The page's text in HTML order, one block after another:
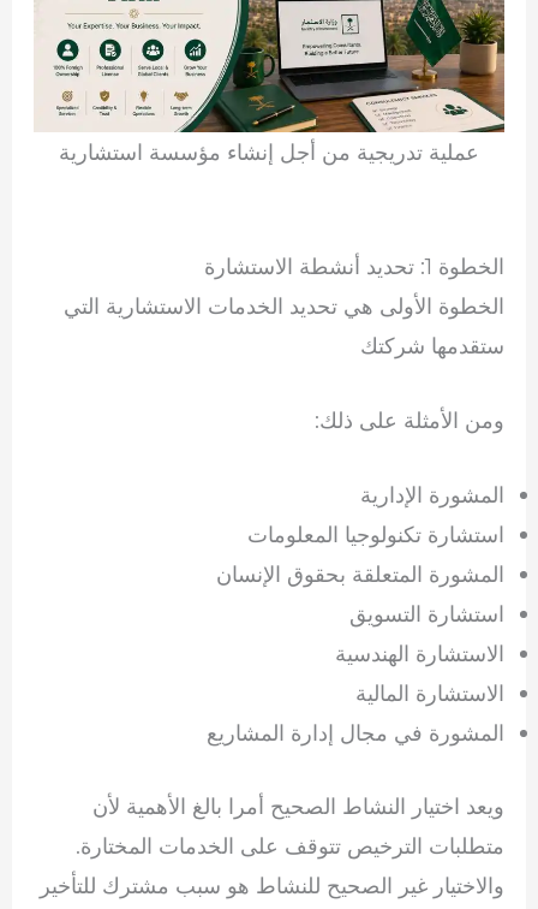
عملية تدريجية من أجل إنشاء مؤسسة استشارية
الخطوة 1: تحديد أنشطة الاستشارة
الخطوة الأولى هي تحديد الخدمات الاستشارية التي
ستقدمها شركتك
ومن الأمثلة على ذلك:
المشورة الإدارية
استشارة تكنولوجيا المعلومات
المشورة المتعلقة بحقوق الإنسان
استشارة التسويق
الاستشارة الهندسية
الاستشارة المالية
المشورة في مجال إدارة المشاريع
ويعد اختيار النشاط الصحيح أمرا بالغ الأهمية لأن
متطلبات الترخيص تتوقف على الخدمات المختارة.
والاختيار غير الصحيح للنشاط هو سبب مشترك للتأخير